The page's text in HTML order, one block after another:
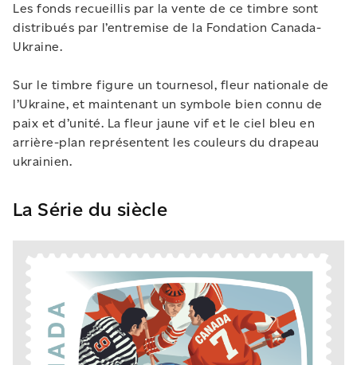
Les fonds recueillis par la vente de ce timbre sont
distribués par l’entremise de la Fondation Canada-
Ukraine.
Sur le timbre figure un tournesol, fleur nationale de
l’Ukraine, et maintenant un symbole bien connu de
paix et d’unité. La fleur jaune vif et le ciel bleu en
arrière-plan représentent les couleurs du drapeau
ukrainien.
La Série du siècle